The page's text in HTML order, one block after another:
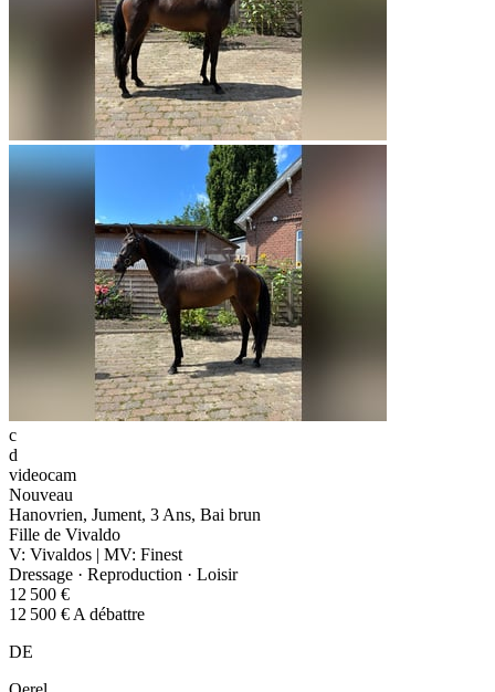
c
d
videocam
Nouveau
Hanovrien, Jument, 3 Ans, Bai brun
Fille de Vivaldo
V: Vivaldos | MV: Finest
Dressage · Reproduction · Loisir
12 500 €
12 500 € A débattre
DE